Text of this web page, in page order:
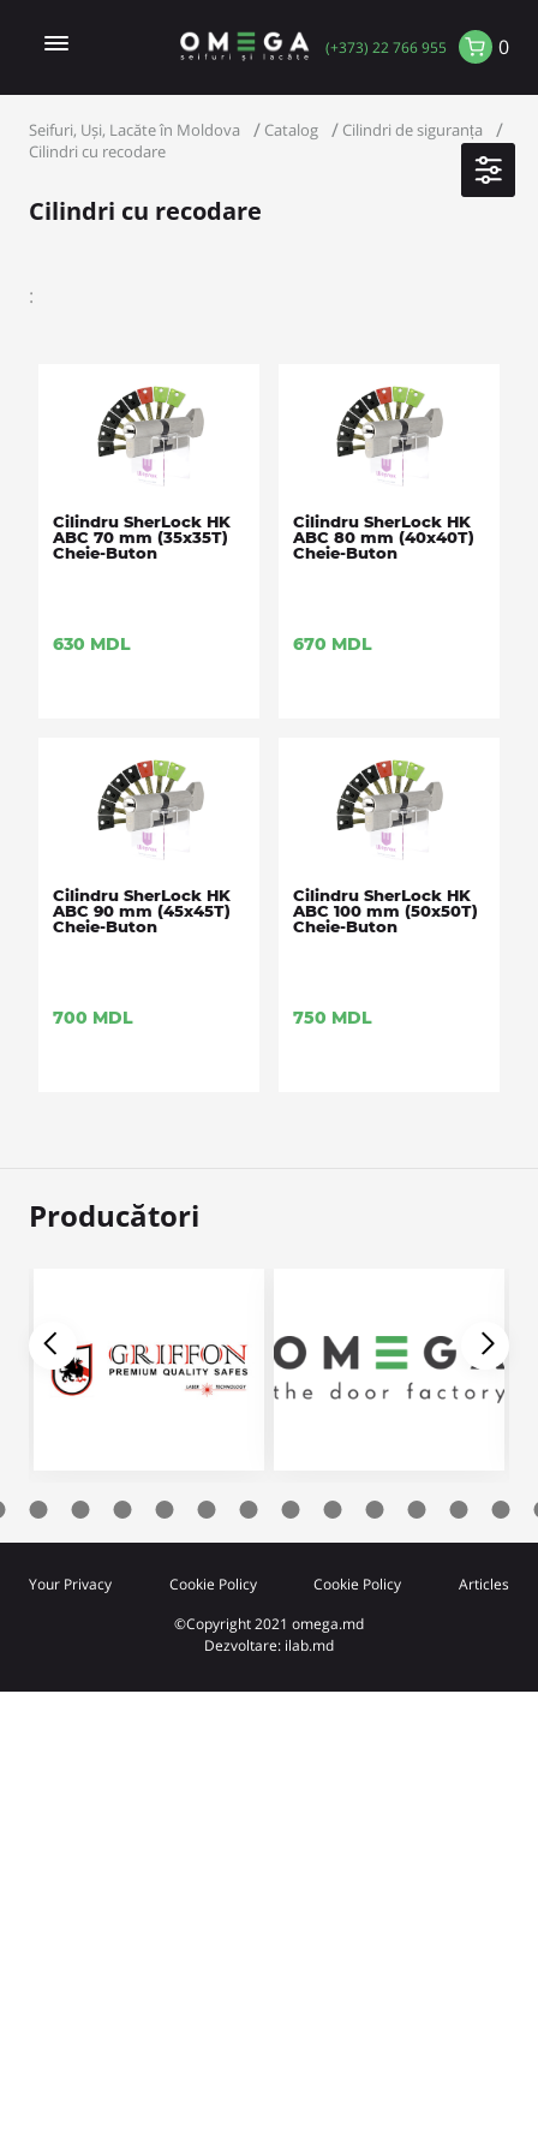
(+373) 22 766 955 0
Seifuri, Uși, Lacăte în Moldova Catalog
Cilindri de siguranța
Cilindri cu recodare
Cilindri cu recodare
:
Cilindru SherLock HK
ABC 70 mm (35х35Т)
Сheie-Buton
630 MDL
Cilindru SherLock HK
ABC 80 mm (40х40Т)
Сheie-Buton
670 MDL
Cilindru SherLock HK
ABC 90 mm (45х45Т)
Сheie-Buton
700 MDL
Cilindru SherLock HK
ABC 100 mm (50х50Т)
Сheie-Buton
750 MDL
Producători
Your Privacy Cookie Policy Cookie Policy Articles
©Copyright 2021 omega.md
Dezvoltare: ilab.md